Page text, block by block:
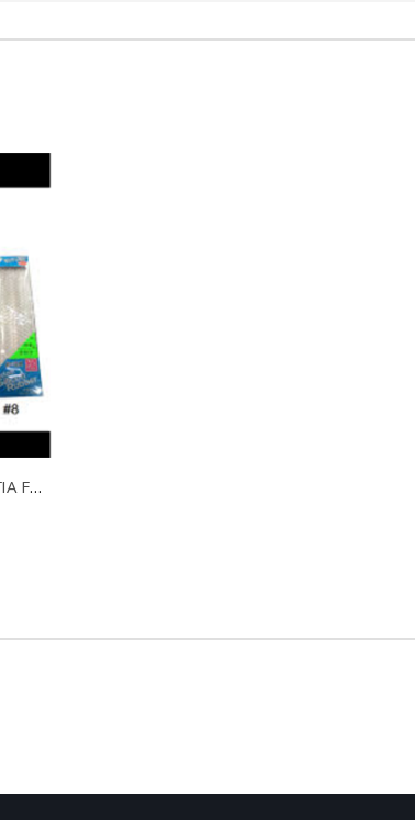
ΑΝΤΑΛ\ΚΗ ΤΡΕΣΣΑ HAYABUSA ΓΙΑ FREE SLIDE SE129